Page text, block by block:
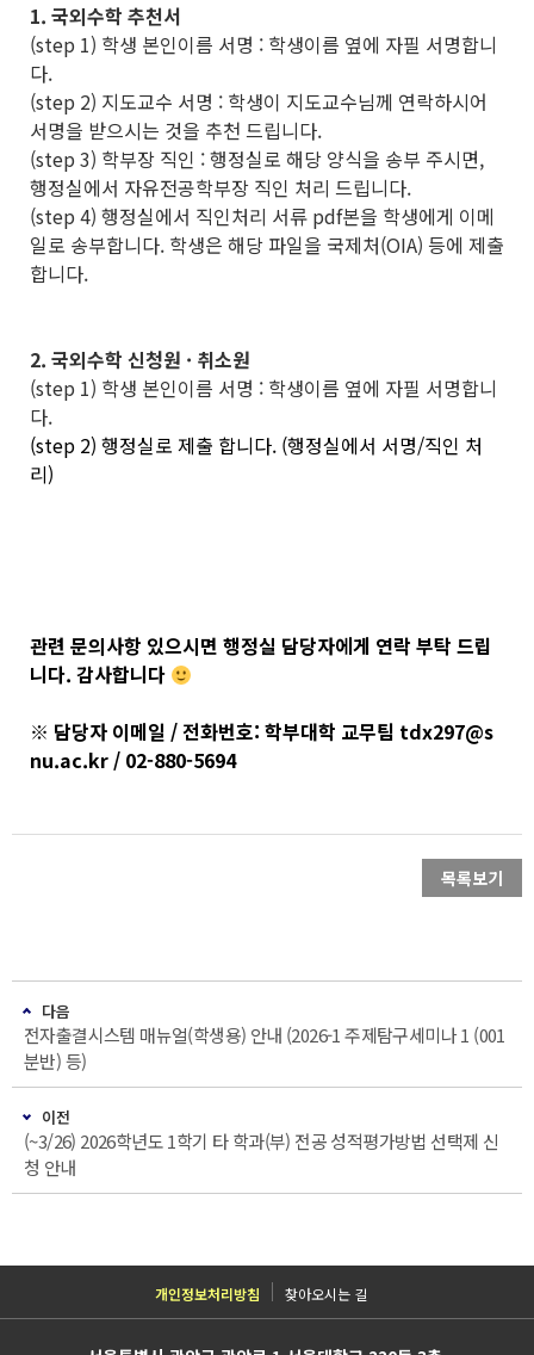
1. 국외수학 추천서
(step 1) 학생 본인이름 서명 : 학생이름 옆에 자필 서명합니
다.
(step 2) 지도교수 서명 : 학생이 지도교수님께 연락하시어
서명을 받으시는 것을 추천 드립니다.
(step 3) 학부장 직인 : 행정실로 해당 양식을 송부 주시면,
행정실에서 자유전공학부장 직인 처리 드립니다.
(step 4) 행정실에서 직인처리 서류 pdf본을 학생에게 이메
일로 송부합니다. 학생은 해당 파일을 국제처(OIA) 등에 제출
합니다.
2. 국외수학 신청원 · 취소원
(step 1) 학생 본인이름 서명 : 학생이름 옆에 자필 서명합니
다.
(step 2) 행정실로 제출 합니다. (행정실에서 서명/직인 처
리)
관련 문의사항 있으시면 행정실 담당자에게 연락 부탁 드립
니다. 감사합니다
※ 담당자 이메일 / 전화번호: 학부대학 교무팀 tdx297@s
nu.ac.kr / 02-880-5694
목록보기
다음
전자출결시스템 매뉴얼(학생용) 안내 (2026-1 주제탐구세미나 1 (001
분반) 등)
이전
(~3/26) 2026학년도 1학기 타 학과(부) 전공 성적평가방법 선택제 신
청 안내
개인정보처리방침 찾아오시는 길